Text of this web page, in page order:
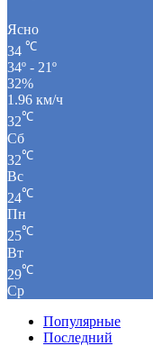
Ясно
34 ℃
34º - 21º
32%
1.96 км/ч
32℃
Сб
32℃
Вс
24℃
Пн
25℃
Вт
29℃
Ср
Популярные
Последний